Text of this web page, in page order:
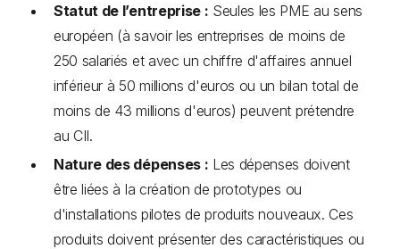
Statut de l’entreprise : Seules les PME au sens
européen (à savoir les entreprises de moins de
250 salariés et avec un chiffre d'affaires annuel
inférieur à 50 millions d'euros ou un bilan total de
moins de 43 millions d'euros) peuvent prétendre
au CII.
Nature des dépenses : Les dépenses doivent
être liées à la création de prototypes ou
d'installations pilotes de produits nouveaux. Ces
produits doivent présenter des caractéristiques ou